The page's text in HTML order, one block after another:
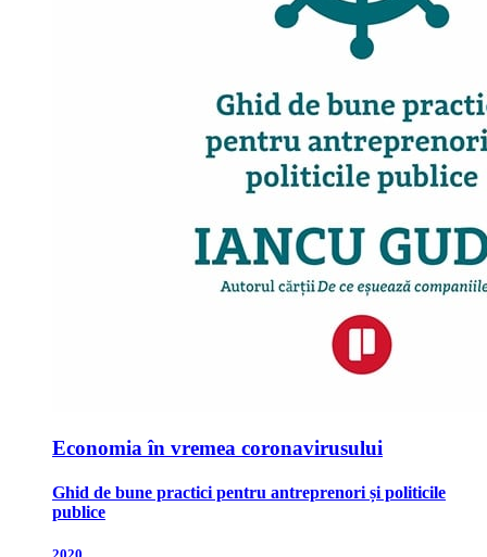
Economia în vremea coronavirusului
Ghid de bune practici pentru antreprenori și politicile
publice